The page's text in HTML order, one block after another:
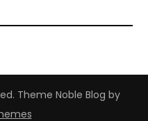
Theme Noble Blog by